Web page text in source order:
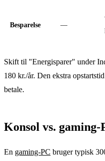
Besparelse —
Skift til "Energisparer" under
180 kr./år. Den ekstra
betale.
Konsol vs.
En gaming-PC bruger typisk